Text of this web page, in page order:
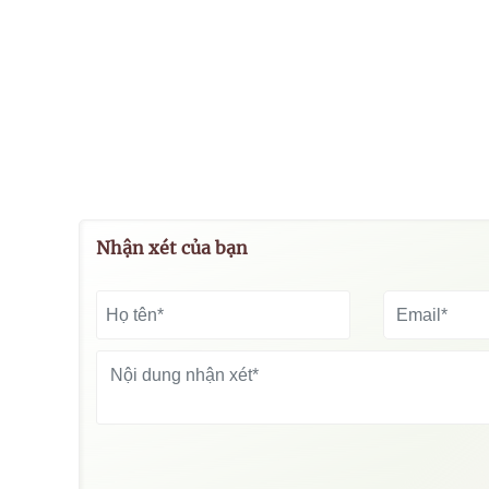
Nhận xét của bạn